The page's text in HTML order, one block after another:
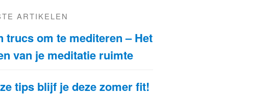
ARTIKELEN
trucs om te mediteren – Het
van je meditatie ruimte
tips blijf je deze zomer fit!